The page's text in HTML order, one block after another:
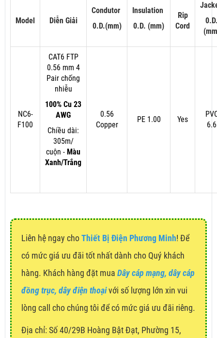
Model Diễn Giải
Condutor
0.D.(mm)
Insulation
0.D. (mm)
Rip
Cord
NC6-
F100
CAT6 FTP
0.56 mm 4
Pair chống
nhiễu
100% Cu 23
AWG
Chiều dài:
305m/
cuộn - Màu
Xanh/Trắng
0.56
Copper
PE 1.00 Yes
6.6
Liên hệ ngay choThiết Bị Điện Phương Minh! Để
có mức giá ưu đãi tốt nhất dành cho Quý khách
hàng. Khách hàng đặt mua Dây cáp mạng, dây cáp
đồng trục, dây điện thoạivới số lượng lớn xin vui
lòng call cho chúng tôi để có mức giá ưu đãi riêng.
Địa chỉ: Số 40/29B Hoàng Bật Đạt, Phường 15,